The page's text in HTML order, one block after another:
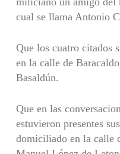
cual se llama Antonio
Que los cuatro citados
en la calle de
Basaldún.
Que en las
estuvieron presentes
domiciliado en la calle